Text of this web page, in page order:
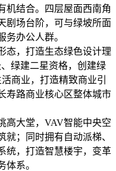
机结合。四层屋面西南角
剧场台阶，可与绿坡所面
务办公人群。
态，打造生态绿色设计理
绿建二星资格，创建绿
商业，打造精致商业引
寿路商业核心区整体城市
高大堂，VAV智能中央空
；同时拥有自动派梯、
统，打造智慧楼宇，变革
体系。